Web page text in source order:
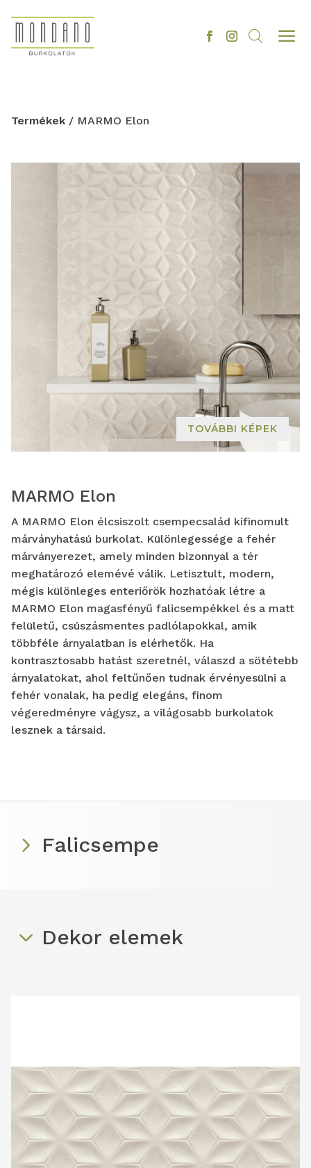
a
Termékek / MARMO Elon
TOVÁBBI KÉPEK
MARMO Elon
A MARMO Elon élcsiszolt csempecsalád kifinomult
márványhatású burkolat. Különlegessége a fehér
márványerezet, amely minden bizonnyal a tér
meghatározó elemévé válik. Letisztult, modern,
mégis különleges enteriőrök hozhatóak létre a
MARMO Elon magasfényű falicsempékkel és a matt
felületű, csúszásmentes padlólapokkal, amik
többféle árnyalatban is elérhetők. Ha
kontrasztosabb hatást szeretnél, válaszd a sötétebb
árnyalatokat, ahol feltűnően tudnak érvényesülni a
fehér vonalak, ha pedig elegáns, finom
végeredményre vágysz, a világosabb burkolatok
lesznek a társaid.
Falicsempe
Dekor elemek